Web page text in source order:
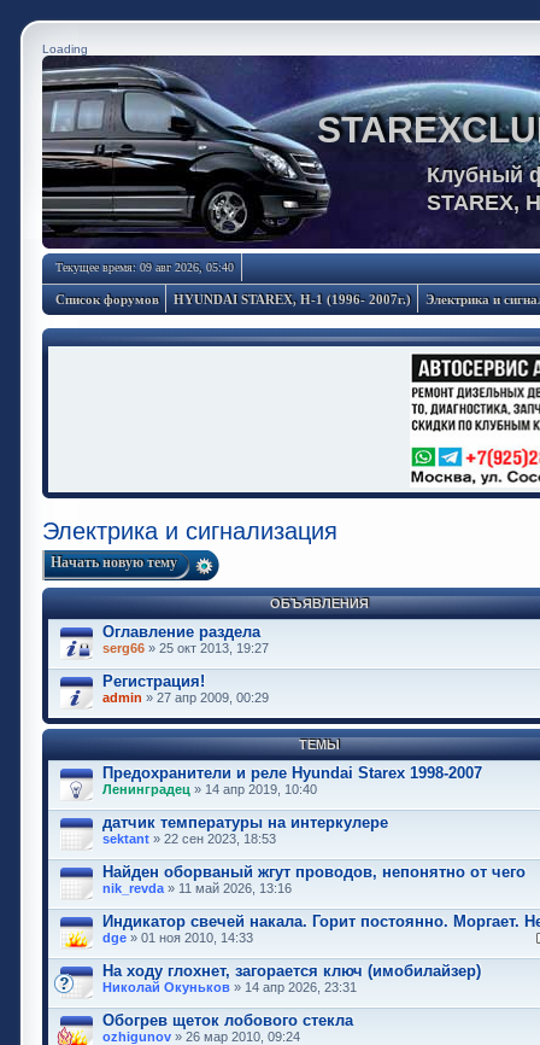
Loading
Клубный
STAREX,
Текущее время: 09 авг 2026, 05:40
Список форумов HYUNDAI STAREX, H-1 (1996- 2007г.) Электрика и
Электрика и сигнализация
Начать новую тему
ОБЪЯВЛЕНИЯ
Оглавление раздела
serg66 » 25 окт 2013, 19:27
Регистрация!
admin » 27 апр 2009, 00:29
ТЕМЫ
Предохранители и реле Hyundai Starex 1998-2007
Ленинградец » 14 апр 2019, 10:40
датчик температуры на интеркулере
sektant » 22 сен 2023, 18:53
Найден оборваный жгут проводов, непонятно от чего
nik_revda » 11 май 2026, 13:16
Индикатор свечей накала. Горит постоянно. Моргает.
dge » 01 ноя 2010, 14:33
На ходу глохнет, загорается ключ (имобилайзер)
Николай Окуньков » 14 апр 2026, 23:31
Обогрев щеток лобового стекла
ozhigunov » 26 мар 2010, 09:24